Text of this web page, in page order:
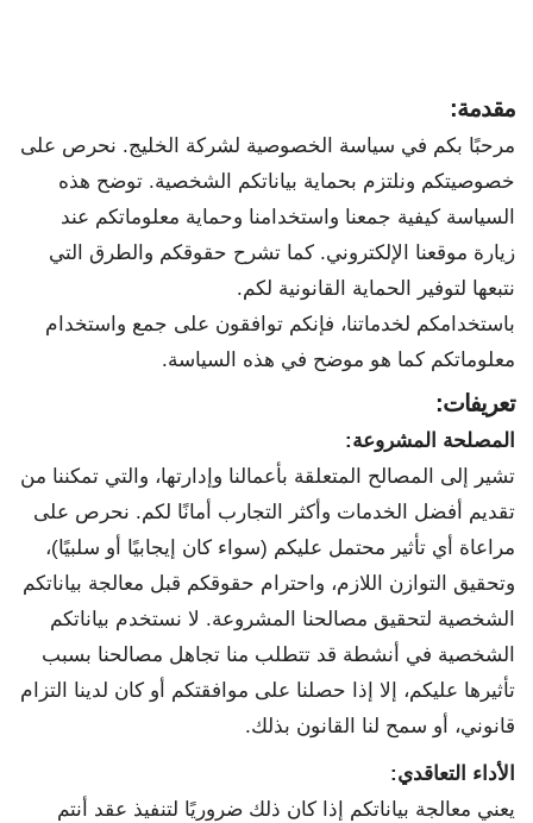
مقدمة:
مرحبًا بكم في سياسة الخصوصية لشركة الخليج. نحرص على
خصوصيتكم ونلتزم بحماية بياناتكم الشخصية. توضح هذه
السياسة كيفية جمعنا واستخدامنا وحماية معلوماتكم عند
زيارة موقعنا الإلكتروني. كما تشرح حقوقكم والطرق التي
نتبعها لتوفير الحماية القانونية لكم.
باستخدامكم لخدماتنا، فإنكم توافقون على جمع واستخدام
معلوماتكم كما هو موضح في هذه السياسة.
تعريفات:
المصلحة المشروعة:
تشير إلى المصالح المتعلقة بأعمالنا وإدارتها، والتي تمكننا من
تقديم أفضل الخدمات وأكثر التجارب أمانًا لكم. نحرص على
مراعاة أي تأثير محتمل عليكم (سواء كان إيجابيًا أو سلبيًا)،
وتحقيق التوازن اللازم، واحترام حقوقكم قبل معالجة بياناتكم
الشخصية لتحقيق مصالحنا المشروعة. لا نستخدم بياناتكم
الشخصية في أنشطة قد تتطلب منا تجاهل مصالحنا بسبب
تأثيرها عليكم، إلا إذا حصلنا على موافقتكم أو كان لدينا التزام
قانوني، أو سمح لنا القانون بذلك.
الأداء التعاقدي:
يعني معالجة بياناتكم إذا كان ذلك ضروريًا لتنفيذ عقد أنتم